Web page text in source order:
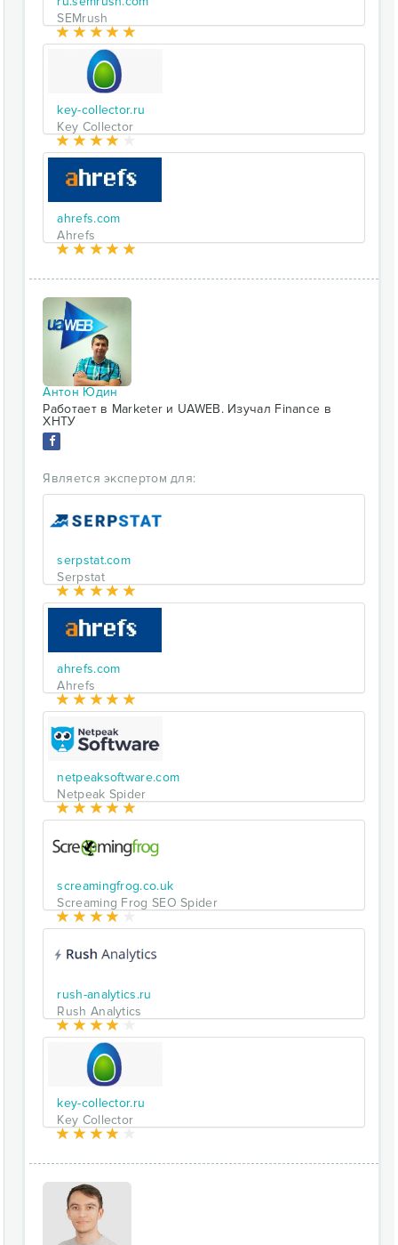
SEMrush
key-collector.ru
Key Collector
ahrefs.com
Ahrefs
Антон Юдин
Работает в Marketer и UAWEB. Изучал Finance в
ХНТУ
Является экспертом для:
serpstat.com
Serpstat
ahrefs.com
Ahrefs
netpeaksoftware.com
Netpeak Spider
screamingfrog.co.uk
Screaming Frog SEO Spider
rush-analytics.ru
Rush Analytics
key-collector.ru
Key Collector